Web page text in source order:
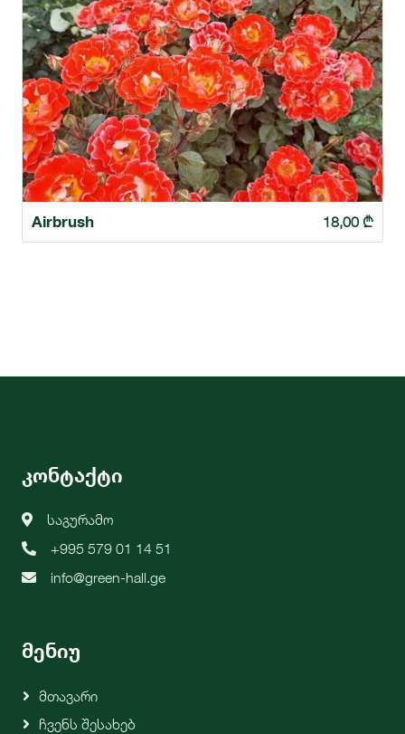
Airbrush 18,00 ₾
კონტაქტი
საგურამო
+995 579 01 14 51
info@green-hall.ge
მენიუ
Მთავარი
Ჩვენს Შესახებ